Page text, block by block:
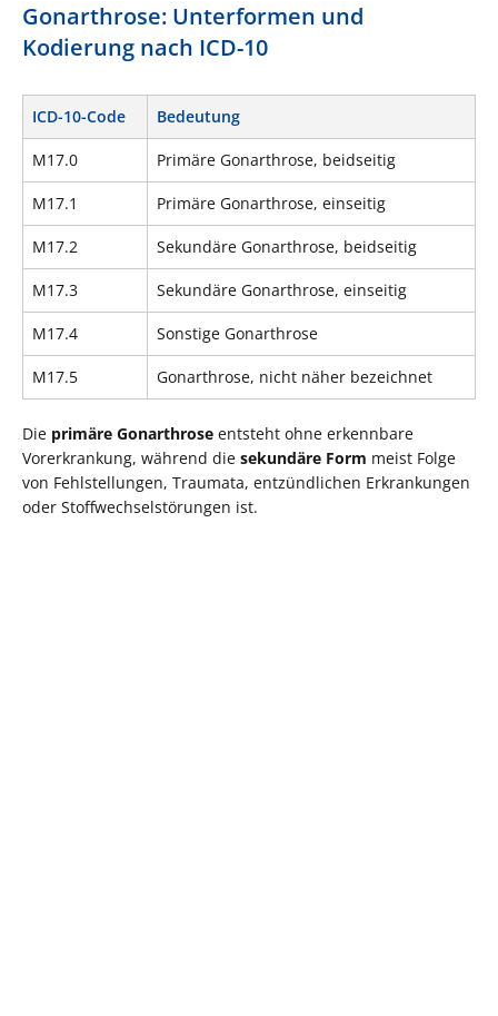
Gonarthrose: Unterformen und
Kodierung nach ICD-10
ICD-10-Code Bedeutung
M17.0 Primäre Gonarthrose, beidseitig
M17.1 Primäre Gonarthrose, einseitig
M17.2 Sekundäre Gonarthrose, beidseitig
M17.3 Sekundäre Gonarthrose, einseitig
M17.4 Sonstige Gonarthrose
M17.5 Gonarthrose, nicht näher bezeichnet
Die primäre Gonarthrose entsteht ohne erkennbare
Vorerkrankung, während die sekundäre Form meist Folge
von Fehlstellungen, Traumata, entzündlichen Erkrankungen
oder Stoffwechselstörungen ist.